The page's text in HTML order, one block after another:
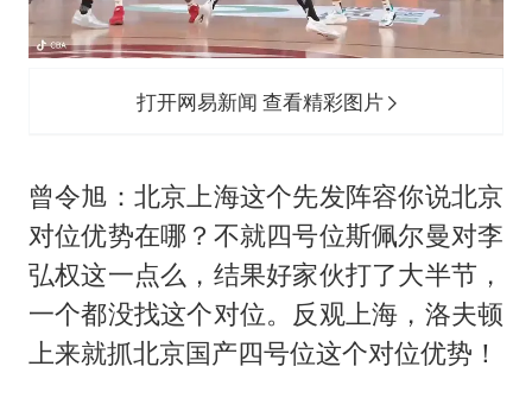
打开网易新闻 查看精彩图片
曾令旭：北京上海这个先发阵容你说北京
对位优势在哪？不就四号位斯佩尔曼对李
弘权这一点么，结果好家伙打了大半节，
一个都没找这个对位。反观上海，洛夫顿
上来就抓北京国产四号位这个对位优势！